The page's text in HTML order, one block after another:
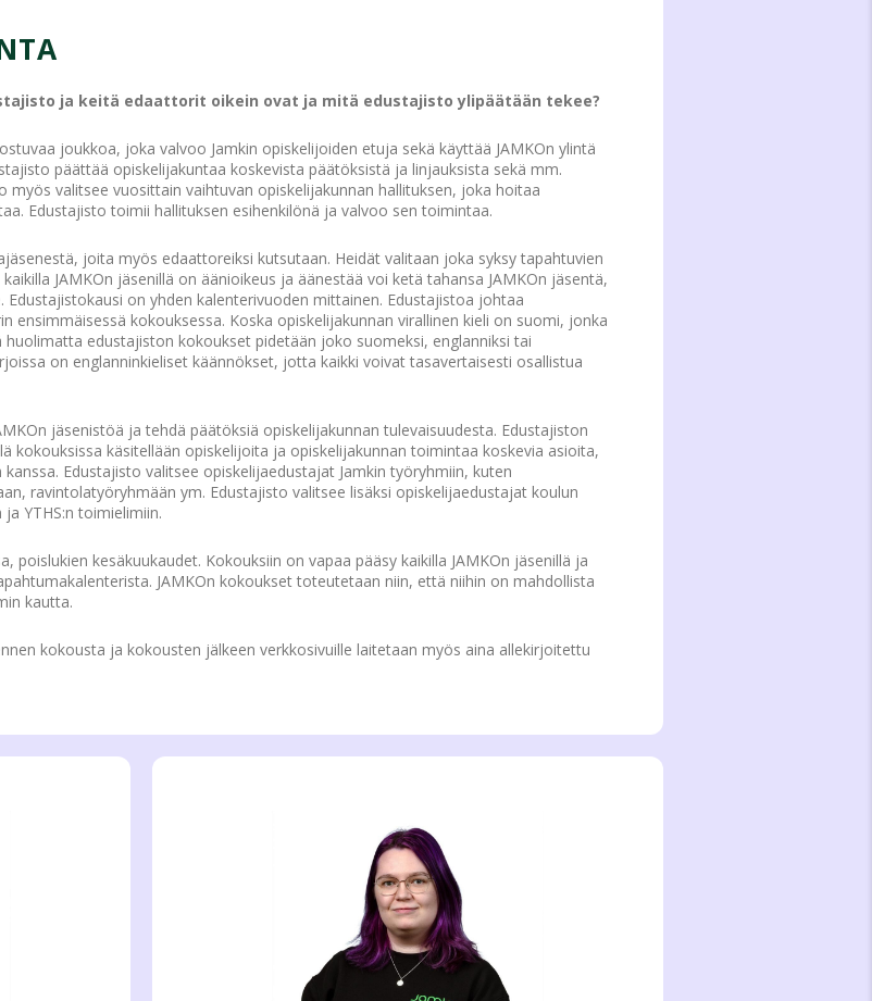
ja keitä edaattorit oikein ovat ja mitä edustajisto ylipäätään tekee?
joukkoa, joka valvoo Jamkin opiskelijoiden etuja sekä käyttää JAMKOn ylintä
päättää opiskelijakuntaa koskevista päätöksistä ja linjauksista sekä mm.
myös valitsee vuosittain vaihtuvan opiskelijakunnan hallituksen, joka hoitaa
Edustajisto toimii hallituksen esihenkilönä ja valvoo sen toimintaa.
joita myös edaattoreiksi kutsutaan. Heidät valitaan joka syksy tapahtuvien
JAMKOn jäsenillä on äänioikeus ja äänestää voi ketä tahansa JAMKOn jäsentä,
on yhden kalenterivuoden mittainen. Edustajistoa johtaa
ensimmäisessä kokouksessa. Koska opiskelijakunnan virallinen kieli on suomi, jonka
edustajiston kokoukset pidetään joko suomeksi, englanniksi tai
on englanninkieliset käännökset, jotta kaikki voivat tasavertaisesti osallistua
jäsenistöä ja tehdä päätöksiä opiskelijakunnan tulevaisuudesta. Edustajiston
kokouksissa käsitellään opiskelijoita ja opiskelijakunnan toimintaa koskevia asioita,
Edustajisto valitsee opiskelijaedustajat Jamkin työryhmiin, kuten
ravintolatyöryhmään ym. Edustajisto valitsee lisäksi opiskelijaedustajat koulun
YTHS:n toimielimiin.
poislukien kesäkuukaudet. Kokouksiin on vapaa pääsy kaikilla JAMKOn jäsenillä ja
JAMKOn kokoukset toteutetaan niin, että niihin on mahdollista
kautta.
kokousta ja kokousten jälkeen verkkosivuille laitetaan myös aina allekirjoitettu